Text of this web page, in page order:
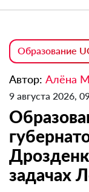
Образование
Автор: Алёна
9 августа 2026,
задачах